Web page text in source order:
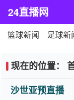
24直播网
篮球新闻 足球新
现在的位置：
沙世亚预直播